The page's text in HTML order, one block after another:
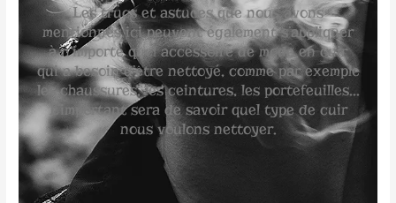
Les trucs et astuces que nous avons
mentionnés ici peuvent également s’appliquer
à n’importe quel accessoire de mode en cuir
qui a besoin d’être nettoyé, comme par exemple
les chaussures, les ceintures, les portefeuilles...
L’important sera de savoir quel type de cuir
nous voulons nettoyer.